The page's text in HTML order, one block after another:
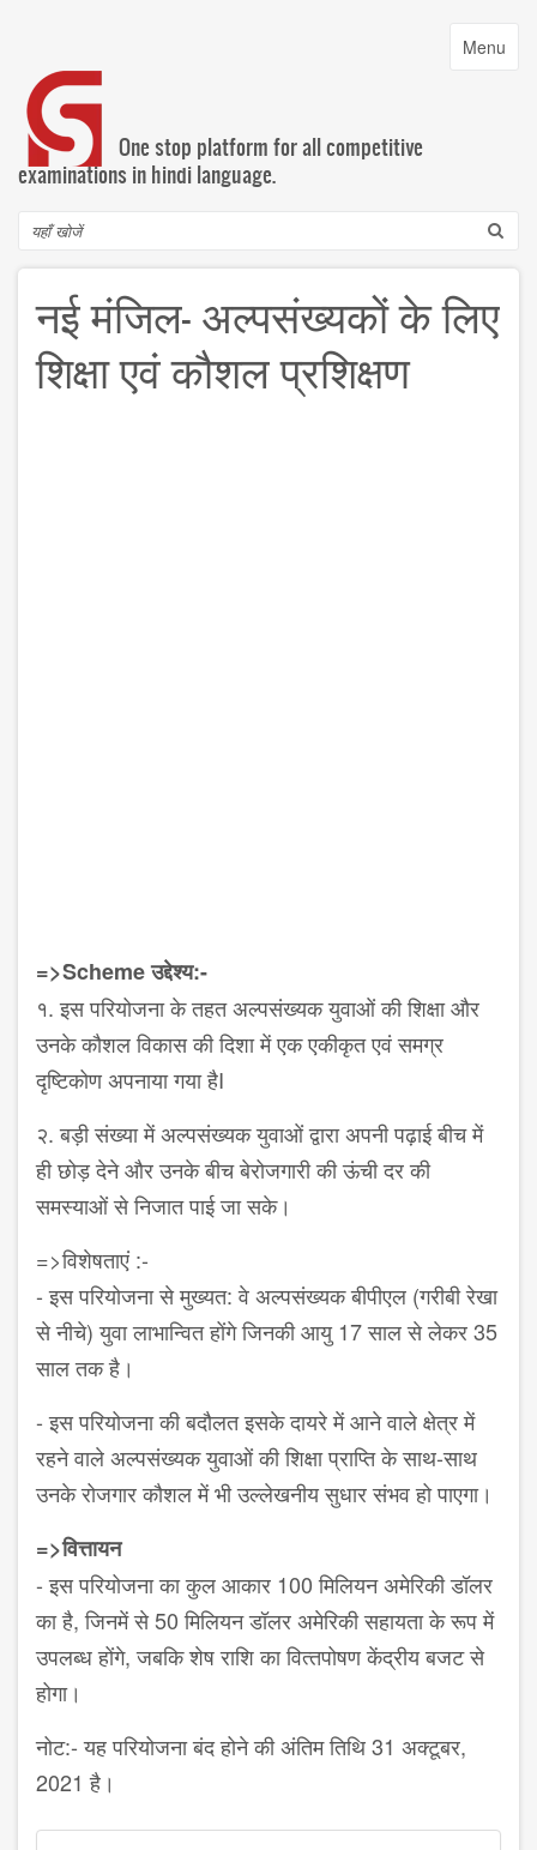
content
Toggle
Menu
One stop platform for all competitive
examinations in hindi language.
Search
नई मंजिल- अल्पसंख्यकों के लिए
शिक्षा एवं कौशल प्रशिक्षण
=>Schemeउद्देश्य:-
१. इस परियोजना के तहत अल्पसंख्यक युवाओं की शिक्षा और
उनके कौशल विकास की दिशा में एक एकीकृत एवं समग्र
दृष्टिकोण अपनाया गया हैI
२. बड़ी संख्‍या में अल्पसंख्यक युवाओं द्वारा अपनी पढ़ाई बीच में
ही छोड़ देने और उनके बीच बेरोजगारी की ऊंची दर की
समस्‍याओं से निजात पाई जा सके।
=>विशेषताएं :-
- इस परियोजना से मुख्‍यत: वे अल्पसंख्यक बीपीएल (गरीबी रेखा
से नीचे) युवा लाभान्‍वि‍त होंगे जिनकी आयु 17 साल से लेकर 35
साल तक है।
- इस परियोजना की बदौलत इसके दायरे में आने वाले क्षेत्र में
रहने वाले अल्पसंख्यक युवाओं की शिक्षा प्राप्ति के साथ-साथ
उनके रोजगार कौशल में भी उल्‍लेखनीय सुधार संभव हो पाएगा।
=>वित्तायन
- इस परियोजना का कुल आकार 100 मिलियन अमेरिकी डॉलर
का है, जिनमें से 50 मिलियन डॉलर अमेरिकी सहायता के रूप में
उपलब्‍ध होंगे, जबकि शेष राशि‍ का वित्‍तपोषण केंद्रीय बजट से
होगा।
नोट:- यह परियोजना बंद होने की अंतिम तिथि‍ 31 अक्‍टूबर,
2021 है।